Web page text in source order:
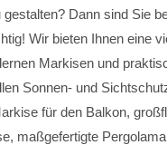
gestalten? Dann sind Sie
Wir bieten Ihnen eine
Markisen und
Sonnen- und
für den Balkon,
maßgefertigte